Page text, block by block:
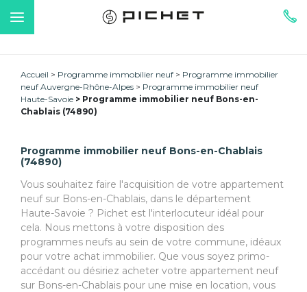
Accueil Programme immobilier neuf
Programme immobilier
neuf Auvergne-Rhône-Alpes
Programme immobilier neuf
Haute-Savoie
Programme immobilier neuf Bons-en-
Chablais (74890)
Programme immobilier neuf Bons-en-Chablais
(74890)
Vous souhaitez faire l'acquisition de votre appartement
neuf sur Bons-en-Chablais, dans le département
Haute-Savoie ? Pichet est l'interlocuteur idéal pour
cela. Nous mettons à votre disposition des
programmes neufs au sein de votre commune, idéaux
pour votre achat immobilier. Que vous soyez primo-
accédant ou désiriez acheter votre appartement neuf
sur Bons-en-Chablais pour une mise en location, vous